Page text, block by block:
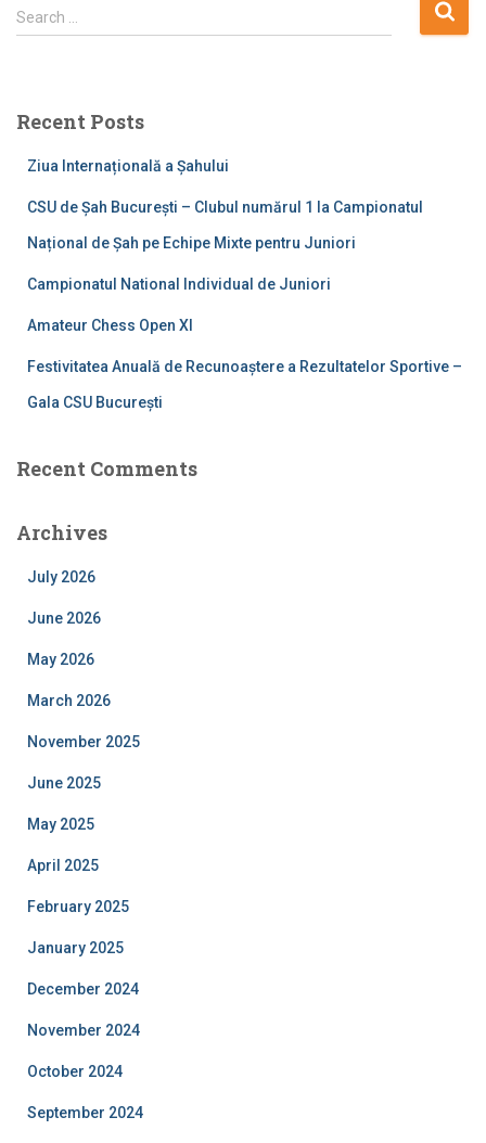
S
e
h
Search …
Recent Posts
Ziua Internațională a Șahului
CSU de Șah București – Clubul numărul 1 la Campionatul
Național de Șah pe Echipe Mixte pentru Juniori
Campionatul National Individual de Juniori
Amateur Chess Open XI
Festivitatea Anuală de Recunoaștere a Rezultatelor Sportive –
Gala CSU București
Recent Comments
Archives
July 2026
June 2026
May 2026
March 2026
November 2025
June 2025
May 2025
April 2025
February 2025
January 2025
December 2024
November 2024
October 2024
September 2024